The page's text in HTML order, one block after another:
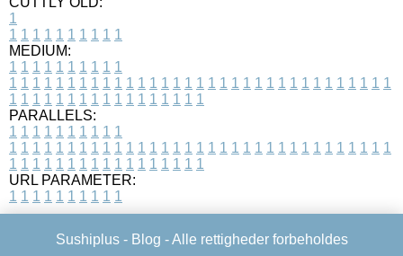
1
1 1 1 1 1 1 1 1 1 1
MEDIUM:
1 1 1 1 1 1 1 1 1 1
1 1 1 1 1 1 1 1 1 1 1 1 1 1 1 1 1 1 1 1 1 1 1 1 1 1 1 1 1 1 1 1 1
1 1 1 1 1 1 1 1 1 1 1 1 1 1 1 1 1
PARALLELS:
1 1 1 1 1 1 1 1 1 1
1 1 1 1 1 1 1 1 1 1 1 1 1 1 1 1 1 1 1 1 1 1 1 1 1 1 1 1 1 1 1 1 1
1 1 1 1 1 1 1 1 1 1 1 1 1 1 1 1 1
URL PARAMETER:
1 1 1 1 1 1 1 1 1 1
Sushiplus - Blog - Alle rettigheder forbeholdes